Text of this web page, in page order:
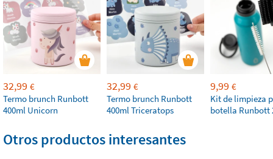
32,99 €
Termo brunch Runbott
400ml Unicorn
32,99 €
Termo brunch Runbott
400ml Triceratops
9,99 €
Kit de limpieza
botella Runbott
Otros productos interesantes